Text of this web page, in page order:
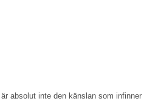
är absolut inte den känslan som infinner